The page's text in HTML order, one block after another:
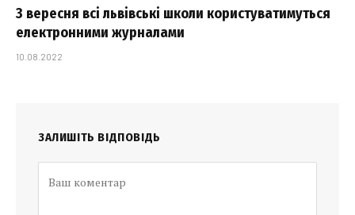
З вересня всі львівські школи користуватимуться
електронними журналами
10.08.2022
ЗАЛИШІТЬ ВІДПОВІДЬ